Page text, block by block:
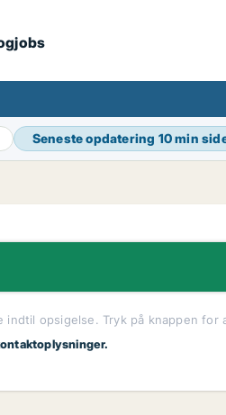
Seneste opdatering 10 min
indtil opsigelse. Tryk på knappen